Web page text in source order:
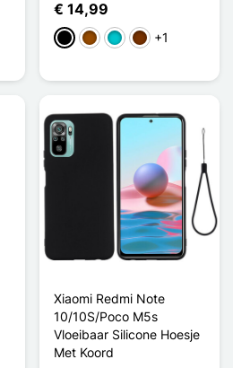
€ 14,99
ZwartBruinTurkoois
Koffie
+1
Xiaomi Redmi Note
10/10S/Poco M5s
Vloeibaar Silicone Hoesje
Met Koord